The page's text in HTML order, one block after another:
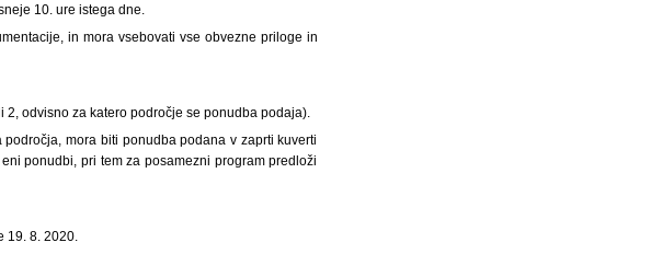
10. ure istega dne.
in mora vsebovati vse obvezne priloge in
odvisno za katero področje se ponudba podaja).
mora biti ponudba podana v zaprti kuverti
ponudbi, pri tem za posamezni program predloži
19. 8. 2020.